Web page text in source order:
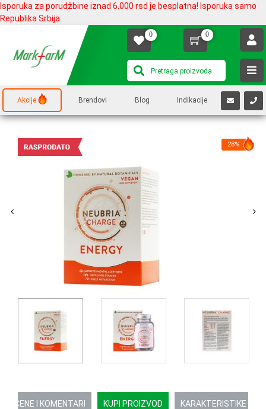
Isporuka za porudžbine iznad 6.000 rsd je besplatna! Isporuka samo
Republika Srbija
0 0
Akcije Brendovi Blog Indikacije
OCENE I KOMENTARI KUPI PROIZVOD KARAKTERISTIKE
28%